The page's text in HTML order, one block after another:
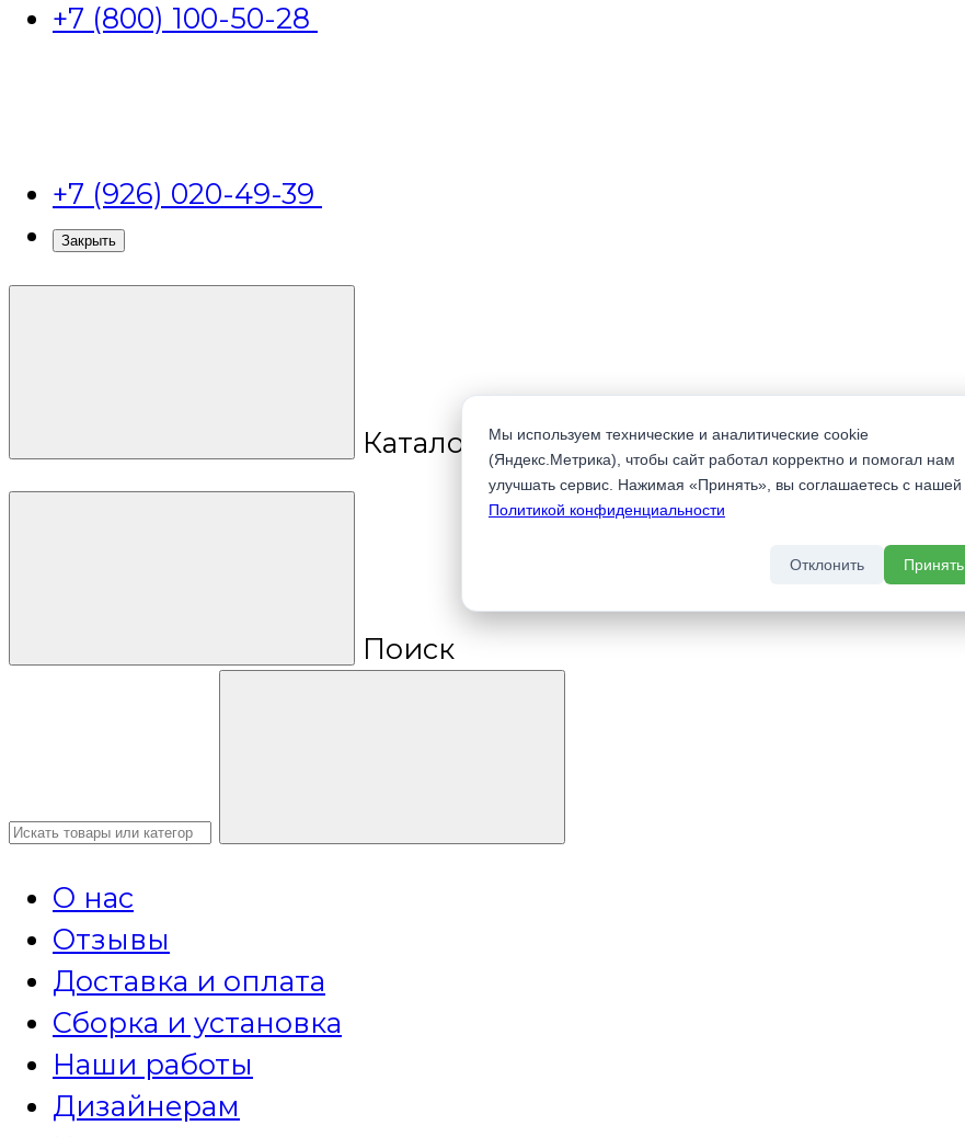
+7 (800) 100-50-28
+7 (926) 020-49-39
Закрыть
Каталог
Поиск
О нас
Отзывы
Доставка и оплата
Сборка и установка
Наши работы
Дизайнерам
Мы используем технические и аналитические cookie
(Яндекс.Метрика), чтобы сайт работал корректно и помогал нам
улучшать сервис. Нажимая «Принять», вы соглашаетесь с нашей
Политикой конфиденциальности
Отклонить Принять